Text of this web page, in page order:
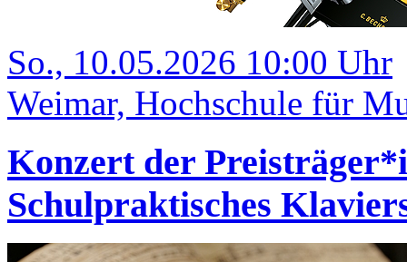
So., 10.05.2026 10:00 Uhr
Weimar, Hochschule für
Konzert der
Schulpraktisches